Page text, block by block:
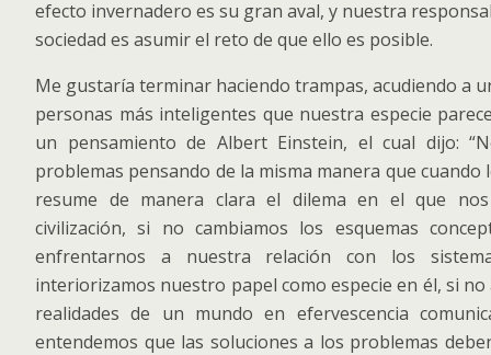
efecto invernadero es su gran aval, y nuestra
sociedad es asumir el reto de que ello es posible.
Me gustaría terminar haciendo trampas, acudiendo a
personas más inteligentes que nuestra especie
un pensamiento de Albert Einstein, el cual dijo:
problemas pensando de la misma manera que cuando
resume de manera clara el dilema en el que
civilización, si no cambiamos los esquemas
enfrentarnos a nuestra relación con los
interiorizamos nuestro papel como especie en él, si
realidades de un mundo en efervescencia
entendemos que las soluciones a los problemas